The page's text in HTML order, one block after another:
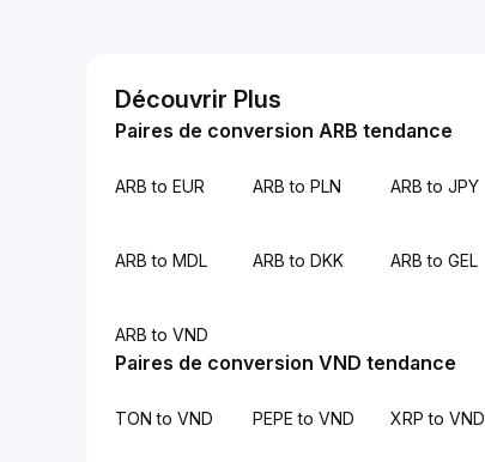
Découvrir Plus
Paires de conversion ARB tendance
ARB to EUR ARB to PLN ARB to JPY
ARB to MDL ARB to DKK ARB to GEL
ARB to VND
Paires de conversion VND tendance
TON to VND PEPE to VND XRP to VND